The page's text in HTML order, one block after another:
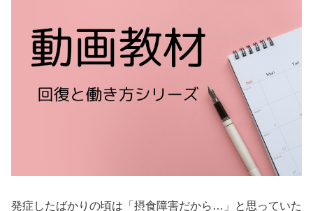
発症したばかりの頃は「摂食障害だから…」と思っていた